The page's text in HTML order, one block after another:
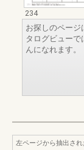
234
お探しのページ
タログビュー
んになれます。
左ページから抽出さ